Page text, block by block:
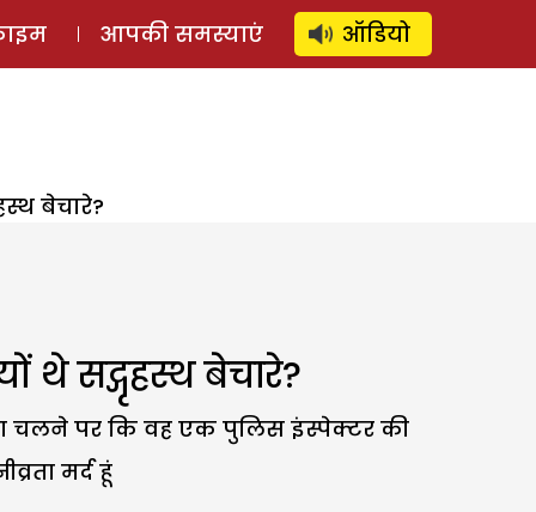
लॉग इन ⚲ SUBSCRIBE
आपकी समस्याएं ऑडियो
बेचारे?
सद्गृहस्थ बेचारे?
चलने पर कि वह एक पुलिस इंस्पेक्टर की
मर्द हूं